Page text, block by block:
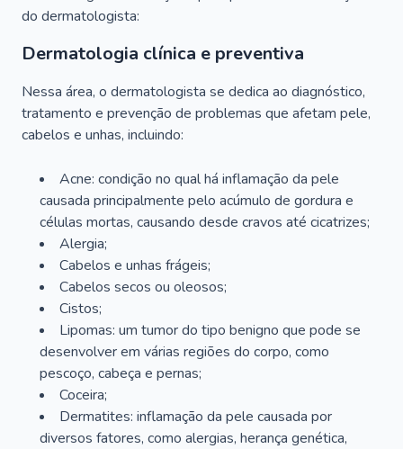
do dermatologista:
Dermatologia clínica e preventiva
Nessa área, o dermatologista se dedica ao diagnóstico,
tratamento e prevenção de problemas que afetam pele,
cabelos e unhas, incluindo:
Acne: condição no qual há inflamação da pele
causada principalmente pelo acúmulo de gordura e
células mortas, causando desde cravos até cicatrizes;
Alergia;
Cabelos e unhas frágeis;
Cabelos secos ou oleosos;
Cistos;
Lipomas: um tumor do tipo benigno que pode se
desenvolver em várias regiões do corpo, como
pescoço, cabeça e pernas;
Coceira;
Dermatites: inflamação da pele causada por
diversos fatores, como alergias, herança genética,